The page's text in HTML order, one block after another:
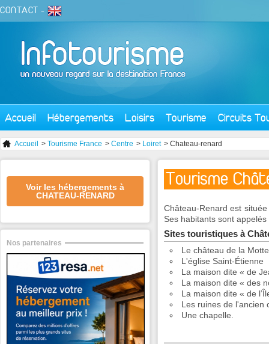
CONTACT -
Accueil Hébergements Loisirs Tourisme Circuits
Accueil > Tourisme France > Centre > Loiret > Chateau-renard
Tourisme
Château-Renard est
Ses habitants sont
Sites touristiques à
Le château de la Motte
L'église Saint-Étienne
La maison dite « de
La maison dite « des
La maison dite « de
Les ruines de l'ancien
Une chapelle.
Voir les hébergements à
CHATEAU-RENARD
Nos partenaires